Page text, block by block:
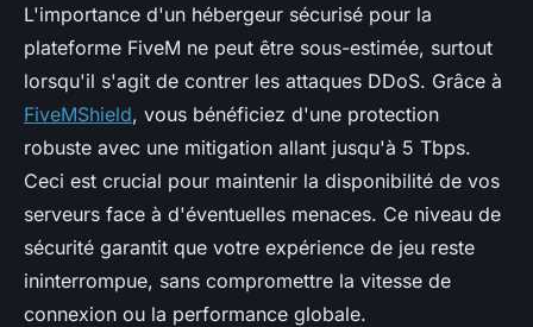
L'importance d'un hébergeur sécurisé pour la
plateforme FiveM ne peut être sous-estimée, surtout
lorsqu'il s'agit de contrer les attaques DDoS. Grâce à
FiveMShield, vous bénéficiez d'une protection
robuste avec une mitigation allant jusqu'à 5 Tbps.
Ceci est crucial pour maintenir la disponibilité de vos
serveurs face à d'éventuelles menaces. Ce niveau de
sécurité garantit que votre expérience de jeu reste
ininterrompue, sans compromettre la vitesse de
connexion ou la performance globale.